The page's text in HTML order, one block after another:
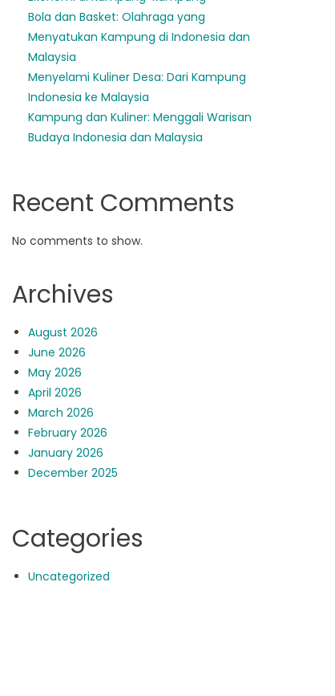
Bola dan Basket: Olahraga yang
Menyatukan Kampung di Indonesia dan
Malaysia
Menyelami Kuliner Desa: Dari Kampung
Indonesia ke Malaysia
Kampung dan Kuliner: Menggali Warisan
Budaya Indonesia dan Malaysia
Recent Comments
No comments to show.
Archives
August 2026
June 2026
May 2026
April 2026
March 2026
February 2026
January 2026
December 2025
Categories
Uncategorized